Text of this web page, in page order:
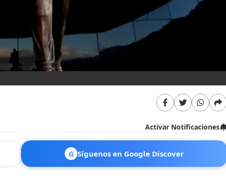
Activar Notificaciones
G Síguenos en Google Discover